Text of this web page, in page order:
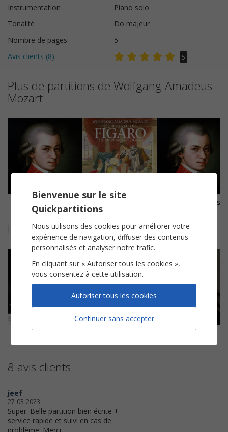
Instrumentation
Piano solo
Tonalité
Do majeur
Nombre de pages
5
Avis clients (8) 5
Plus de partitions de Wolfgang Amadeus
Mozart
Ave Verum Corpus
Partitions suggérées
Boléro Gymnopédie n°1 Pavane
8 avis clients
jeef
27-03-2023
Super. Belle partition bien écrite +
service rapide et suivi en cas de
Bienvenue sur le site
Quickpartitions
Nous utilisons des cookies pour améliorer votre
expérience de navigation, diffuser des contenus
personnalisés et analyser notre trafic.
En cliquant sur « Autoriser tous les cookies »,
vous consentez à cette utilisation.
Continuer sans accepter
Autoriser tous les cookies